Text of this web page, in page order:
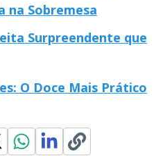
na Sobremesa
Surpreendente que
O Doce Mais Prático